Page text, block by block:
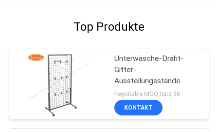
Top Produkte
Unterwäsche-Draht-
Gitter-
Ausstellungsstände
negotiable MOQ:Satz 30
KONTAKT